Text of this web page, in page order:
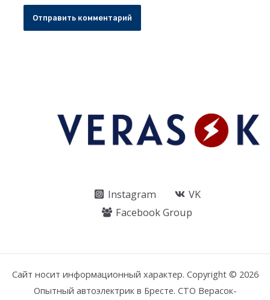
Instagram
VK
Facebook Group
Сайт носит информационный характер. Copyright © 2026
Опытный автоэлектрик в Бресте. СТО Верасок-